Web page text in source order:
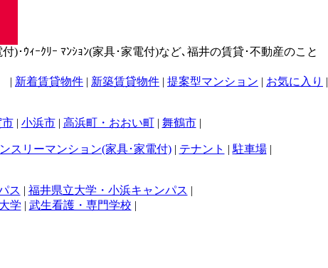
)･ｳｨｰｸﾘｰ ﾏﾝｼｮﾝ(家具･家電付)など､福井の賃貸･不動産のこと
| 新着賃貸物件 | 新築賃貸物件 | 提案型マンション | お気に入り |
| 小浜市| 高浜町・おおい町| 舞鶴市|
スリーマンション(家具･家電付)| テナント | 駐車場|
ス | 福井県立大学・小浜キャンパス |
学 | 武生看護・専門学校 |